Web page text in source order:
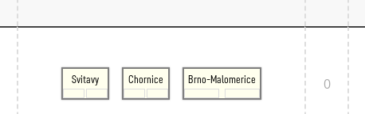
Svitavy Chornice Brno-Malomerice 0